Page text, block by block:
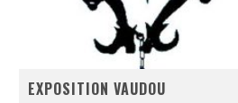
EXPOSITION VAUDOU